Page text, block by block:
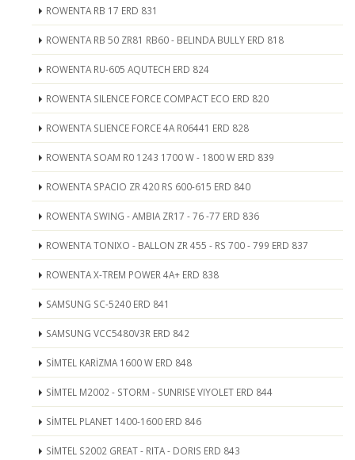
ROWENTA RB 17 ERD 831
ROWENTA RB 50 ZR81 RB60 - BELINDA BULLY ERD 818
ROWENTA RU-605 AQUTECH ERD 824
ROWENTA SILENCE FORCE COMPACT ECO ERD 820
ROWENTA SLIENCE FORCE 4A R06441 ERD 828
ROWENTA SOAM R0 1243 1700 W - 1800 W ERD 839
ROWENTA SPACIO ZR 420 RS 600-615 ERD 840
ROWENTA SWING - AMBIA ZR17 - 76 -77 ERD 836
ROWENTA TONIXO - BALLON ZR 455 - RS 700 - 799 ERD 837
ROWENTA X-TREM POWER 4A+ ERD 838
SAMSUNG SC-5240 ERD 841
SAMSUNG VCC5480V3R ERD 842
SİMTEL KARİZMA 1600 W ERD 848
SİMTEL M2002 - STORM - SUNRISE VIYOLET ERD 844
SİMTEL PLANET 1400-1600 ERD 846
SİMTEL S2002 GREAT - RITA - DORIS ERD 843